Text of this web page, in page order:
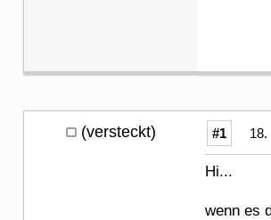
(versteckt) #1
Hi...
wenn es